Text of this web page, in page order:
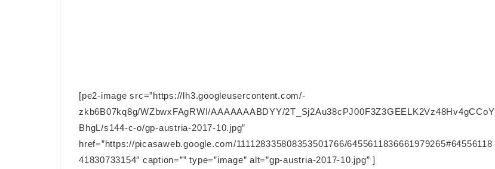
[pe2-image src=”https://lh3.googleusercontent.com/-
zkb6B07kq8g/WZbwxFAgRWI/AAAAAAABDYY/2T_Sj2Au38cPJ00F3Z3GEELK2Vz48Hv4gCCoY
BhgL/s144-c-o/gp-austria-2017-10.jpg”
href=”https://picasaweb.google.com/111128335808353501766/6455611836661979265#64556118
41830733154″ caption=”” type=”image” alt=”gp-austria-2017-10.jpg” ]